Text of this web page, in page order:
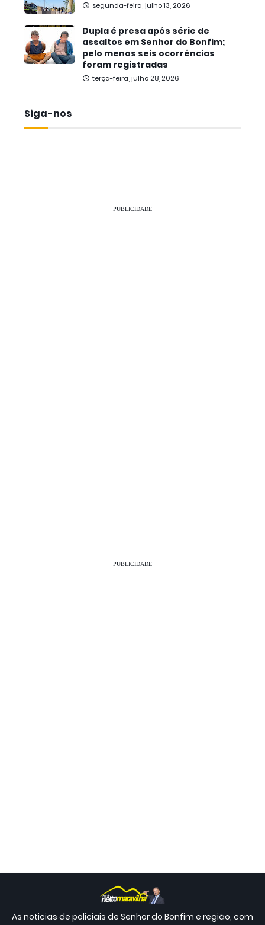
segunda-feira, julho 13, 2026
Dupla é presa após série de
assaltos em Senhor do Bonfim;
pelo menos seis ocorrências
foram registradas
terça-feira, julho 28, 2026
Siga-nos
PUBLICIDADE
PUBLICIDADE
As noticias de policiais de Senhor do Bonfim e região, com